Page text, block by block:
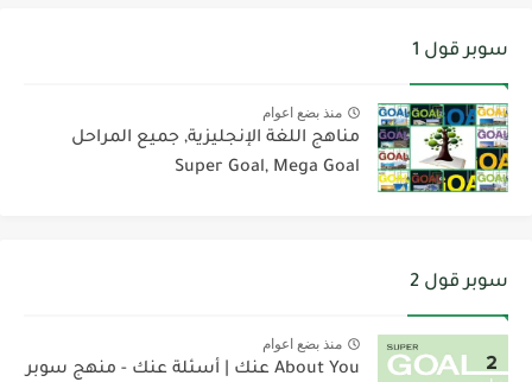
سوبر قول 1
منذ بضع اعوام
مناهج اللغة الإنجليزية, جميع المراحل
Super Goal, Mega Goal
سوبر قول 2
منذ بضع اعوام
About You عنك | أسئلة عنك - منهج سوبر